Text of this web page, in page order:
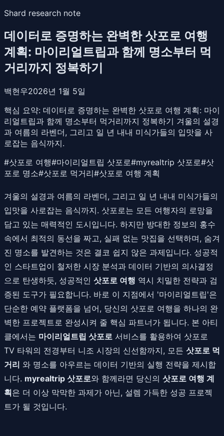
Shard research note
데이터로 증명하는 완벽한 삿포로 여행
계획: 마이리얼트립과 함께 명소부터 먹
거리까지 정복하기
백현우2026년 1월 5일
핵심 요약: 데이터로 증명하는 완벽한 삿포로 여행 계획: 마이
리얼트립과 함께 명소부터 먹거리까지 정복하기 겨울의 설경
과 여름의 라벤더, 그리고 일 년 내내 미식가들의 입맛을 사
로잡는 음식까지.
#삿포로 여행#마이리얼트립 삿포로#myrealtrip 삿포로#삿
포로 명소#삿포로 먹거리#삿포로 여행 계획
겨울의 설경과 여름의 라벤더, 그리고 일 년 내내 미식가들의
입맛을 사로잡는 음식까지. 삿포로는 모든 여행자의 로망을
담고 있는 매력적인 도시입니다. 하지만 방대한 정보의 홍수
속에서 최적의 동선을 짜고, 실패 없는 맛집을 선택하며, 숨겨
진 명소를 발견하는 것은 결코 쉽지 않은 과제입니다. 성공적
인 스타트업이 철저한 시장 분석과 데이터 기반의 의사결정
으로 탄생하듯, 성공적인 삿포로 여행 역시 치밀한 전략과 검
증된 도구가 필요합니다. 바로 이 지점에서 '마이리얼트립'은
단순한 예약 플랫폼을 넘어, 당신의 삿포로 여행을 하나의 완
벽한 프로젝트로 완성시켜 줄 핵심 파트너가 됩니다. 본 아티
클에서는 마이리얼트립 삿포로 서비스를 활용하여 삿포로
TV 타워의 전경부터 니조 시장의 신선함까지, 모든 삿포로 먹
거리 와 명소를 아우르는 데이터 기반의 실행 전략을 제시합
니다. myrealtrip 삿포로와 함께라면 당신의 삿포로 여행 계
획은 더 이상 막막한 과제가 아닌, 설렘 가득한 성공 프로젝
트가 될 것입니다.